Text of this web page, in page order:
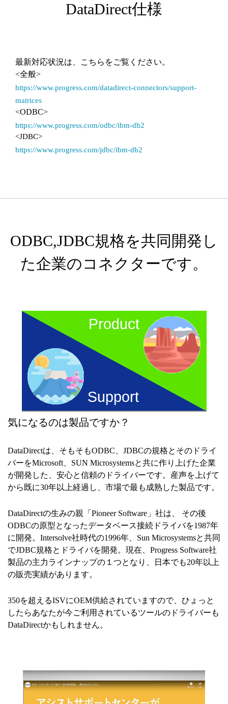
DataDirect仕様
最新対応状況は、こちらをご覧ください。
<全般>
https://www.progress.com/datadirect-connectors/support-
matrices
<ODBC>
https://www.progress.com/odbc/ibm-db2
<JDBC>
https://www.progress.com/jdbc/ibm-db2
ODBC,JDBC規格を共同開発し
た企業のコネクターです。
気になるのは製品ですか？
DataDirectは、そもそもODBC、JDBCの規格とそのドライ
バーをMicrosoft、SUN Microsystemsと共に作り上げた企業
が開発した、安心と信頼のドライバーです。産声を上げて
から既に30年以上経過し、市場で最も成熟した製品です。
DataDirectの生みの親「Pioneer Software」社は、 その後
ODBCの原型となったデータベース接続ドライバを1987年
に開発。Intersolve社時代の1996年、Sun Microsystemsと共同
でJDBC規格とドライバを開発。現在、Progress Software社
製品の主力ラインナップの１つとなり、日本でも20年以上
の販売実績があります。
350を超えるISVにOEM供給されていますので、ひょっと
したらあなたが今ご利用されているツールのドライバーも
DataDirectかもしれません。